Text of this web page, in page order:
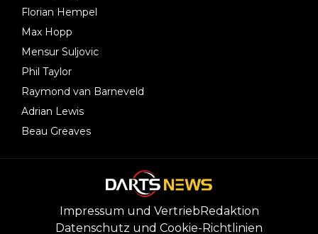
Florian Hempel
Max Hopp
Mensur Suljovic
Phil Taylor
Raymond van Barneveld
Adrian Lewis
Beau Greaves
Impressum und VertriebRedaktion
Datenschutz und Cookie-Richtlinien